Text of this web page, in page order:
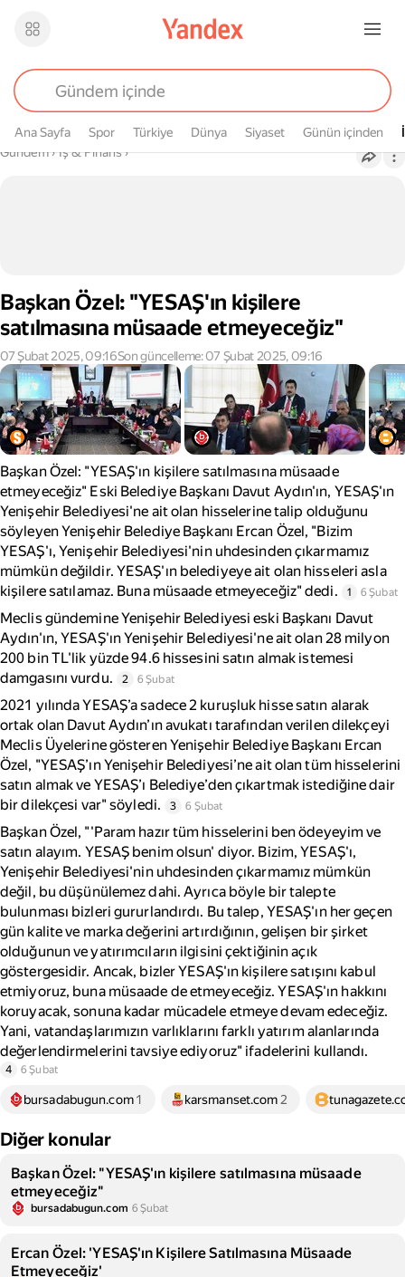
Ana Sayfa Spor Türkiye Dünya Siyaset Günün içinden
Buradasın
Gündem› İş & Finans›
Başkan Özel: "YESAŞ'ın kişilere
satılmasına müsaade etmeyeceğiz"
07 Şubat 2025, 09:16Son güncelleme: 07 Şubat 2025, 09:16
Başkan Özel: "YESAŞ'ın kişilere satılmasına müsaade
etmeyeceğiz" Eski Belediye Başkanı Davut Aydın'ın, YESAŞ'ın
Yenişehir Belediyesi'ne ait olan hisselerine talip olduğunu
söyleyen Yenişehir Belediye Başkanı Ercan Özel, "Bizim
YESAŞ'ı, Yenişehir Belediyesi'nin uhdesinden çıkarmamız
mümkün değildir. YESAŞ'ın belediyeye ait olan hisseleri asla
kişilere satılamaz. Buna müsaade etmeyeceğiz" dedi.
1 6 Şubat
Meclis gündemine Yenişehir Belediyesi eski Başkanı Davut
Aydın'ın, YESAŞ'ın Yenişehir Belediyesi'ne ait olan 28 milyon
200 bin TL'lik yüzde 94.6 hissesini satın almak istemesi
damgasını vurdu.
2 6 Şubat
2021 yılında YESAŞ’a sadece 2 kuruşluk hisse satın alarak
ortak olan Davut Aydın’ın avukatı tarafından verilen dilekçeyi
Meclis Üyelerine gösteren Yenişehir Belediye Başkanı Ercan
Özel, "YESAŞ’ın Yenişehir Belediyesi’ne ait olan tüm hisselerini
satın almak ve YESAŞ’ı Belediye’den çıkartmak istediğine dair
bir dilekçesi var" söyledi.
3 6 Şubat
Başkan Özel, "'Param hazır tüm hisselerini ben ödeyeyim ve
satın alayım. YESAŞ benim olsun' diyor. Bizim, YESAŞ'ı,
Yenişehir Belediyesi'nin uhdesinden çıkarmamız mümkün
değil, bu düşünülemez dahi. Ayrıca böyle bir talepte
bulunması bizleri gururlandırdı. Bu talep, YESAŞ'ın her geçen
gün kalite ve marka değerini artırdığının, gelişen bir şirket
olduğunun ve yatırımcıların ilgisini çektiğinin açık
göstergesidir. Ancak, bizler YESAŞ'ın kişilere satışını kabul
etmiyoruz, buna müsaade de etmeyeceğiz. YESAŞ'ın hakkını
koruyacak, sonuna kadar mücadele etmeye devam edeceğiz.
Yani, vatandaşlarımızın varlıklarını farklı yatırım alanlarında
değerlendirmelerini tavsiye ediyoruz" ifadelerini kullandı.
4 6 Şubat
bursadabugun.com 1 karsmanset.com 2
Diğer konular
Başkan Özel: "YESAŞ'ın kişilere satılmasına müsaade
etmeyeceğiz"
bursadabugun.com 6 Şubat
Ercan Özel: 'YESAŞ'ın Kişilere Satılmasına Müsaade
Etmeyeceğiz'